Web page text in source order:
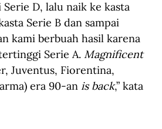
D, lalu naik ke kasta
Serie B dan sampai
kami berbuah hasil karena
Serie A. Magnificent
Juventus, Fiorentina,
era 90-an is back,” kata